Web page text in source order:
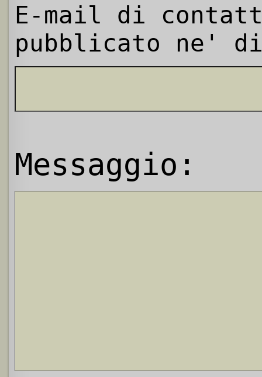
E-mail di
pubblicato ne'
Messaggio: